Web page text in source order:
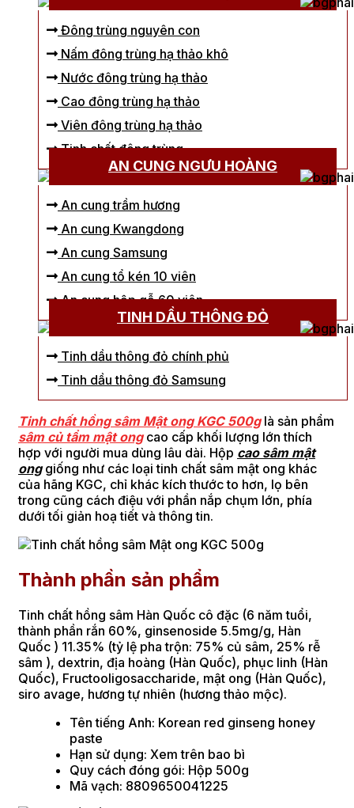
Đông trùng nguyên con
Nấm đông trùng hạ thảo khô
Nước đông trùng hạ thảo
Cao đông trùng hạ thảo
Viên đông trùng hạ thảo
Tinh chất đông trùng
AN CUNG NGƯU HOÀNG
An cung trầm hương
An cung Kwangdong
An cung Samsung
An cung tổ kén 10 viên
An cung hộp gỗ 60 viên
TINH DẦU THÔNG ĐỎ
Tinh dầu thông đỏ chính phủ
Tinh dầu thông đỏ Samsung
Tinh chất hồng sâm Mật ong KGC 500glà sản phẩm
sâm củ tẩm mật ongcao cấp khối lượng lớn thích
hợp với người mua dùng lâu dài. Hộp cao sâm mật
onggiống như các loại tinh chất sâm mật ong khác
của hãng KGC, chỉ khác kích thước to hơn, lọ bên
trong cũng cách điệu với phần nắp chụm lớn, phía
dưới tối giản hoạ tiết và thông tin.
Thành phần sản phẩm
Tinh chất hồng sâm Hàn Quốc cô đặc (6 năm tuổi,
thành phần rắn 60%, ginsenoside 5.5mg/g, Hàn
Quốc ) 11.35% (tỷ lệ pha trộn: 75% củ sâm, 25% rễ
sâm ), dextrin, địa hoàng (Hàn Quốc), phục linh (Hàn
Quốc), Fructooligosaccharide, mật ong (Hàn Quốc),
siro avage, hương tự nhiên (hương thảo mộc).
Tên tiếng Anh: Korean red ginseng honey
paste
Hạn sử dụng: Xem trên bao bì
Quy cách đóng gói: Hộp 500g
Mã vạch: 8809650041225